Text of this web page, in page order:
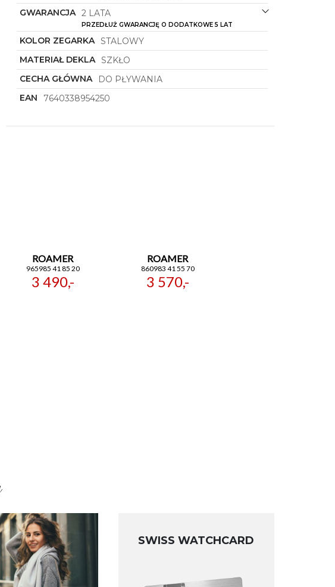
GWARANCJA 2 LATA
PRZEDŁUŻ GWARANCJĘ O DODATKOWE 5 LAT
KOLOR ZEGARKA STALOWY
MATERIAŁ DEKLA SZKŁO
CECHA GŁÓWNA
DO PŁYWANIA
EAN
7640338954250
ROAMER
965985 41 85 20
3 490,-
ROAMER
860983 41 55 70
3 570,-
SWISS WATCHCARD